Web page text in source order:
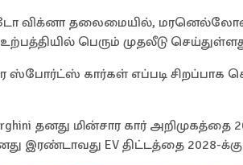
விக்னா தலைமையில், மரனெல்லோவில்
பெரும் முதலீடு
ஸ்போர்ட்ஸ் கார்கள் எப்படி சிறப்பாக
தனது மின்சார கார் அறிமுகத்தை
இரண்டாவது EV திட்டத்தை 2028-